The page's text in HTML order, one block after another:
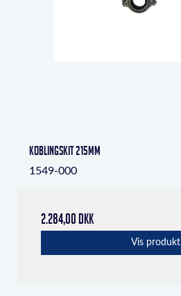
Koblingskit 215mm
1549-000
2.284,00 DKK
Vis produkt